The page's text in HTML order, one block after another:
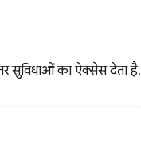
सुविधाओं का ऐक्सेस देता है.